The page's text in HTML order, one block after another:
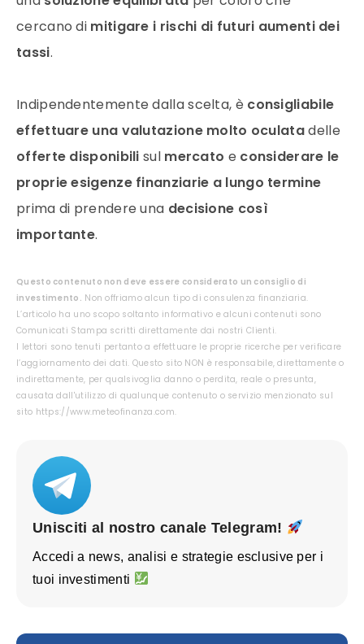
cercano di mitigare i rischi di futuri aumenti dei
tassi.
Indipendentemente dalla scelta, è consigliabile
effettuare una valutazione molto oculatadelle
offerte disponibili sul mercato e considerare le
proprie esigenze finanziarie a lungo termine
prima di prendere una decisione così
importante.
Questo contenuto non deve essere considerato un consiglio di
investimento. Non offriamo alcun tipo di consulenza finanziaria.
L’articolo ha uno scopo soltanto informativo e alcuni contenuti sono
Comunicati Stampa scritti direttamente dai nostri Clienti.
I lettori sono tenuti pertanto a effettuare le proprie ricerche per verificare
l’aggiornamento dei dati. Questo sito NON è responsabile, direttamente o
indirettamente, per qualsivoglia danno o perdita, reale o presunta,
causata dall'utilizzo di qualunque contenuto o servizio menzionato sul
sito https://www.meteofinanza.com.
Unisciti al nostro canale Telegram!
Accedi a news, analisi e strategie esclusive per i
tuoi investimenti